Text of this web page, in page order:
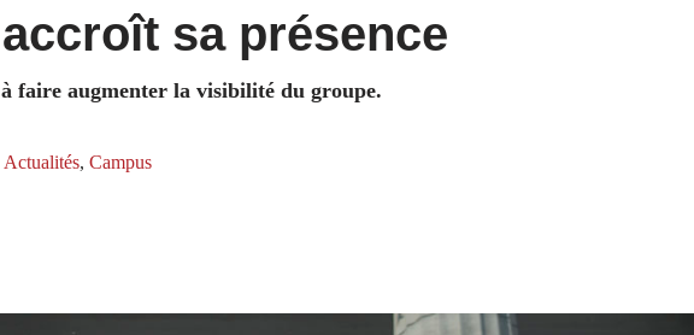
sa présence
faire augmenter la visibilité du groupe.
Actualités, Campus